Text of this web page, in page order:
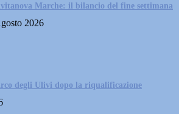
Marche: il bilancio del fine settimana
2026
degli Ulivi dopo la riqualificazione